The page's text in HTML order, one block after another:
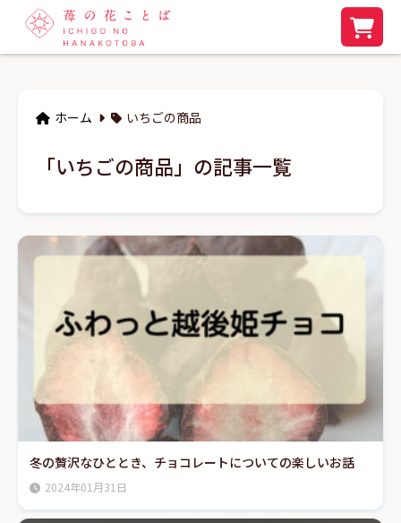
ホーム いちごの商品
「いちごの商品」の記事一覧
冬の贅沢なひととき、チョコレートについての楽しいお話
2024年01月31日